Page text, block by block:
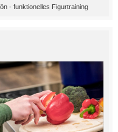
- funktionelles Figurtraining